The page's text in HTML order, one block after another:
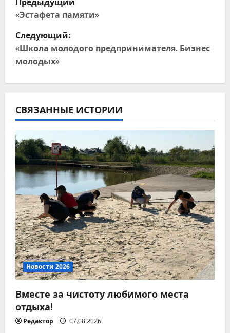
а
в
и
г
а
ц
и
я
п
о
з
а
п
и
с
«Эстафета памяти»
Следующий:
«Школа молодого предпринимателя. Бизнес
молодых»
СВЯЗАННЫЕ ИСТОРИИ
Новости 2026
Вместе за чистоту любимого места
отдыха!
Редактор 07.08.2026